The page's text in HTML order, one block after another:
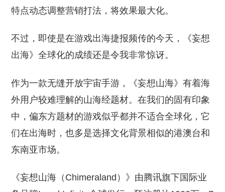
特点动态调整营销打法，将效果最大化。
不过，即使是在游戏出海捷报频传的今天，《妄想
出海》全球化的成绩还是令我非常惊讶。
作为一款无缝开放宇宙手游，《妄想山海》有着海
外用户较难理解的山海经题材。在我们的固有印象
中，偏东方题材的游戏似乎都并不适合全球化，它
们在出海时，也多是选择文化背景相似的港澳台和
东南亚市场。
《妄想山海（Chimeraland）》由腾讯旗下国际业